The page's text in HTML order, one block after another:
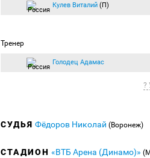
Кулев Виталий (П)
Тренер
Голодец Адамас
?
СУДЬЯ Фёдоров Николай (Воронеж)
СТАДИОН «ВТБ Арена (Динамо)»